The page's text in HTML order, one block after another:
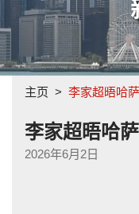
主页 李家超晤哈
李家超晤哈
2026年6月2日